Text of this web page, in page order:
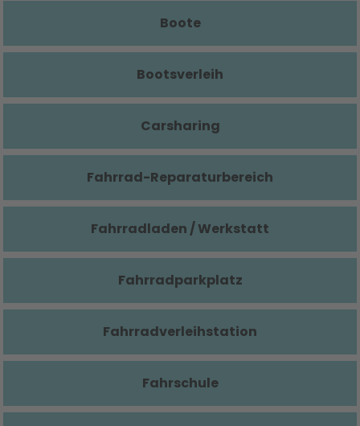
Boote
Bootsverleih
Carsharing
Fahrrad-Reparaturbereich
Fahrradladen / Werkstatt
Fahrradparkplatz
Fahrradverleihstation
Fahrschule